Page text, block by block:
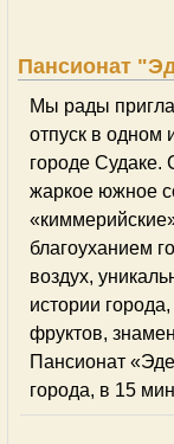
Пансионат
Мы рады
отпуск в одном
городе Судаке.
жаркое южное
благоуханием
воздух,
истории
фруктов,
Пансионат
города, в 15